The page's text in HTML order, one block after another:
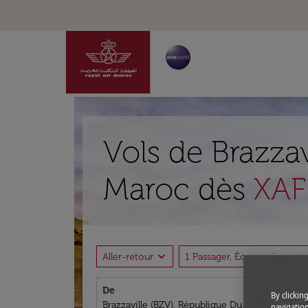
Vols de
Maroc dès
Aller-retour expand_more 1 Passager, Économiqueexpand_more
De À
By